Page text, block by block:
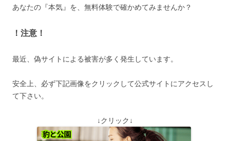
あなたの『本気』を、無料体験で確かめてみませんか？
！注意！
最近、偽サイトによる被害が多く発生しています。
安全上、必ず下記画像をクリックして公式サイトにアクセスし
て下さい。
↓クリック↓